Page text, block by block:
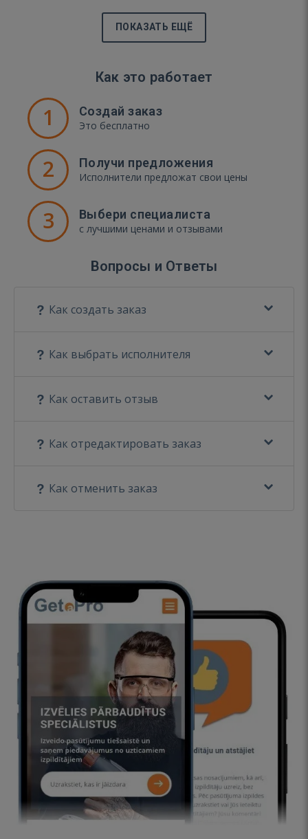
ПОКАЗАТЬ ЕЩЁ
Как это работает
1 Создай заказ
Это бесплатно
2 Получи предложения
Исполнители предложат свои цены
3 Выбери специалиста
с лучшими ценами и отзывами
Вопросы и Ответы
Как создать заказ
Как выбрать исполнителя
Как оставить отзыв
Как отредактировать заказ
Как отменить заказ